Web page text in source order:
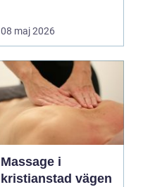
08 maj 2026
Massage i
kristianstad vägen